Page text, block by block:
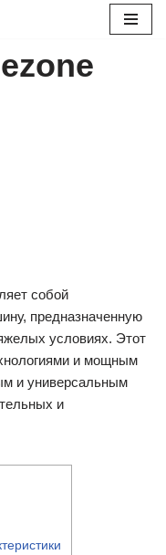
собой
предназначенную
условиях. Этот
и мощным
и универсальным
и